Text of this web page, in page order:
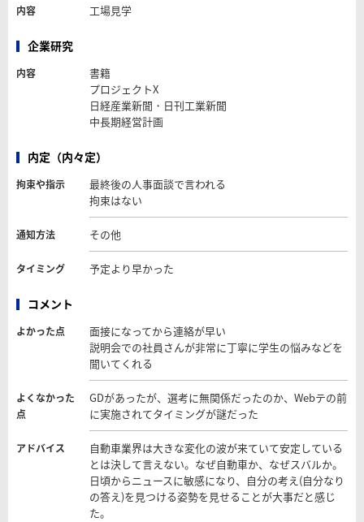
内容 工場見学
企業研究
内容
書籍
プロジェクトX
日経産業新聞・日刊工業新聞
中長期経営計画
内定（内々定）
拘束や指示
最終後の人事面談で言われる
拘束はない
通知方法 その他
タイミング 予定より早かった
コメント
よかった点
面接になってから連絡が早い
説明会での社員さんが非常に丁寧に学生の悩みなどを
聞いてくれる
よくなかった
点
GDがあったが、選考に無関係だったのか、Webテの前
に実施されてタイミングが謎だった
アドバイス
自動車業界は大きな変化の波が来ていて安定している
とは決して言えない。なぜ自動車か、なぜスバルか。
日頃からニュースに敏感になり、自分の考え(自分なり
の答え)を見つける姿勢を見せることが大事だと感じ
た。